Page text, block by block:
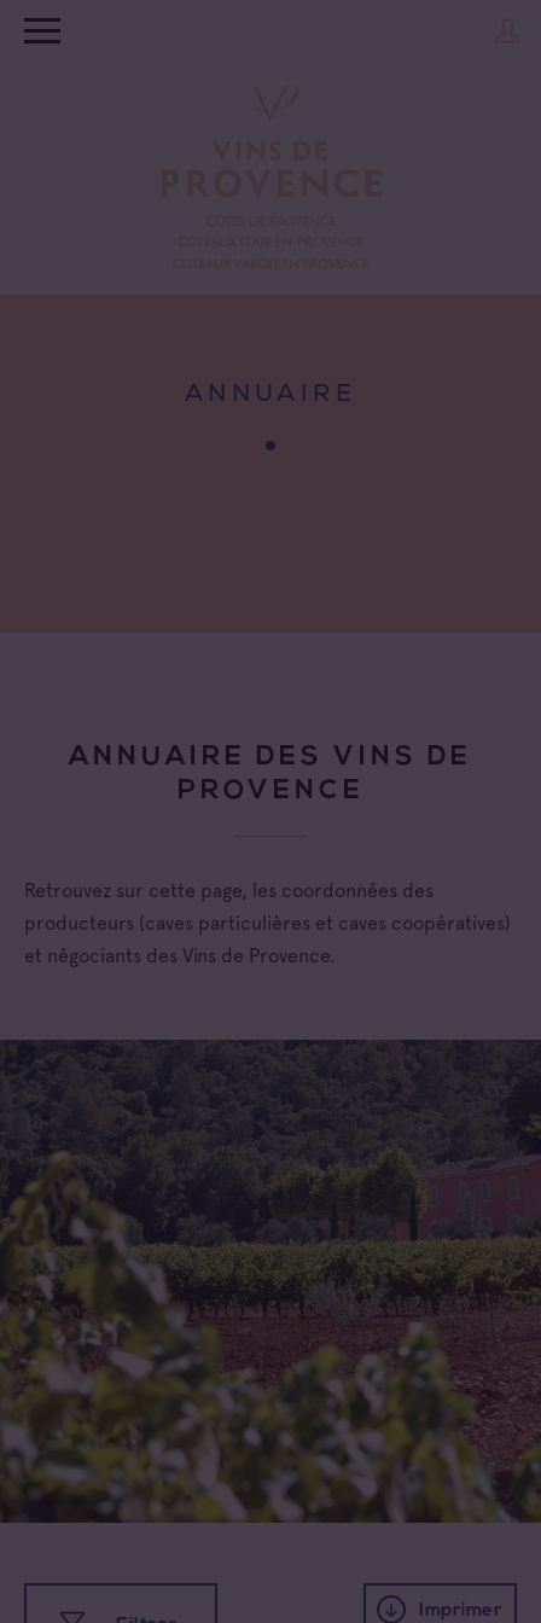
ANNUAIRE
ANNUAIRE DES VINS DE
PROVENCE
Retrouvez sur cette page, les coordonnées des
producteurs (caves particulières et caves coopératives)
et négociants des Vins de Provence.
Imprimer